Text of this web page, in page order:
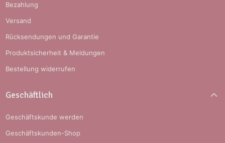
Bezahlung
Versand
Rücksendungen und Garantie
Produktsicherheit & Meldungen
Bestellung widerrufen
Geschäftlich
Geschäftskunde werden
Geschäftskunden-Shop